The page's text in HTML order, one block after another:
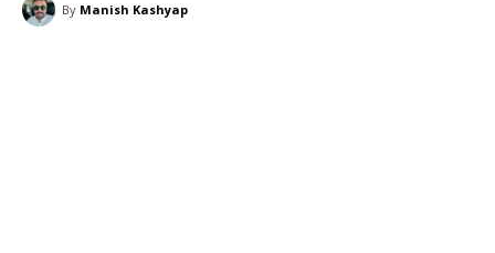
By Manish Kashyap